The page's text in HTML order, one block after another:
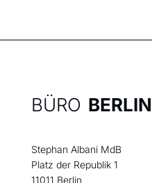
BÜRO BERLIN
Stephan Albani MdB
Platz der Republik 1
11011 Berlin